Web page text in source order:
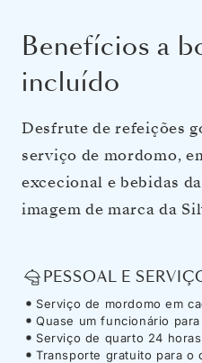
Benefícios a
incluído
Desfrute de refeições
serviço de mordomo,
excecional e bebidas
imagem de marca da
PESSOAL E
Serviço de mordomo em
Quase um funcionário
Serviço de quarto 24 horas
Transporte gratuito para o